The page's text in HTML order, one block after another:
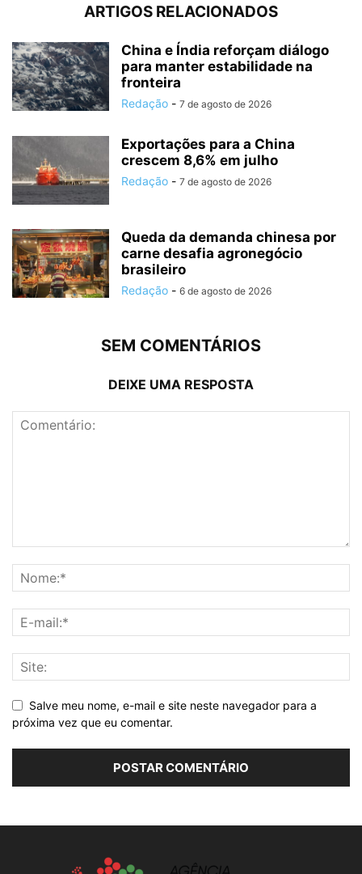
ARTIGOS RELACIONADOS
China e Índia reforçam diálogo
para manter estabilidade na
fronteira
Redação - 7 de agosto de 2026
Exportações para a China
crescem 8,6% em julho
Redação - 7 de agosto de 2026
Queda da demanda chinesa por
carne desafia agronegócio
brasileiro
Redação - 6 de agosto de 2026
SEM COMENTÁRIOS
DEIXE UMA RESPOSTA
Salve meu nome, e-mail e site neste navegador para a
próxima vez que eu comentar.